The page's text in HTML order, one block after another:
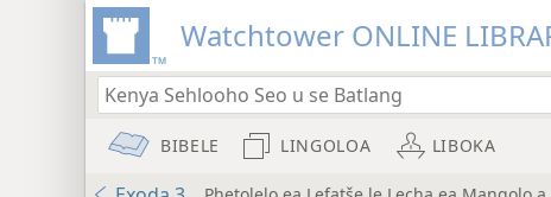
Watchtower ONLINE
BIBELE LINGOLOA LIBOKA